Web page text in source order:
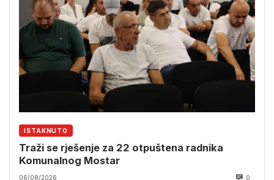
ISTAKNUTO
Traži se rješenje za 22 otpuštena radnika
Komunalnog Mostar
06/08/2026 0